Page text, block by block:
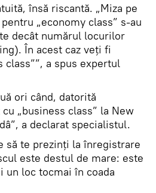
însă riscantă. „Miza pe
„economy class” s-au
decât numărul locurilor
În acest caz veți fi
class””, a spus expertul
ori când, datorită
„business class” la New
a declarat specialistul.
să te prezinți la înregistrare
este destul de mare: este
un loc tocmai în coada